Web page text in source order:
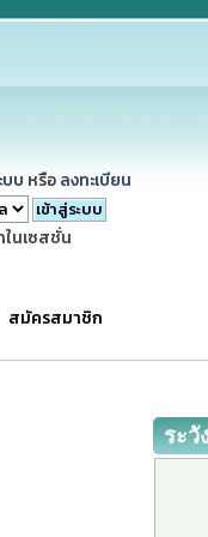
บบ หรือ ลงทะเบียน
ในเซสชั่น
สมัครสมาชิก
ระวั